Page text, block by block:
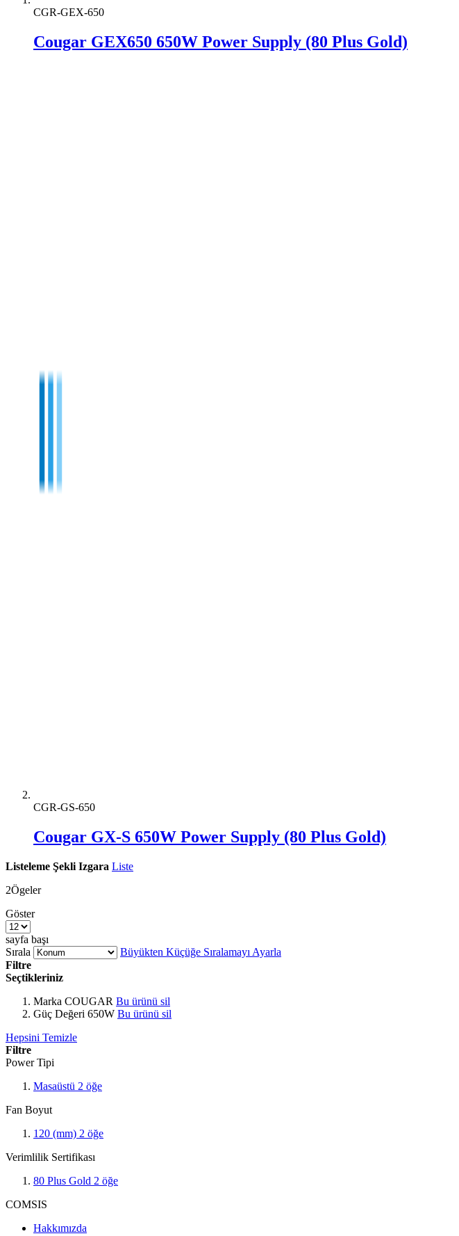
CGR-GEX-650
Cougar GEX650 650W Power Supply (80 Plus Gold)
CGR-GS-650
Cougar GX-S 650W Power Supply (80 Plus Gold)
Listeleme Şekli Izgara Liste
2Ögeler
Göster
sayfa başı
Sırala
Büyükten Küçüğe Sıralamayı Ayarla
Filtre
Seçtikleriniz
Marka COUGAR Bu ürünü sil
Güç Değeri 650W Bu ürünü sil
Hepsini Temizle
Filtre
Power Tipi
Masaüstü 2 öğe
Fan Boyut
120 (mm) 2 öğe
Verimlilik Sertifikası
80 Plus Gold 2 öğe
COMSIS
Hakkımızda